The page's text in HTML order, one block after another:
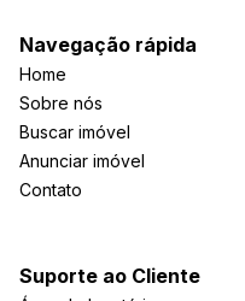
Navegação rápida
Home
Sobre nós
Buscar imóvel
Anunciar imóvel
Contato
Suporte ao Cliente